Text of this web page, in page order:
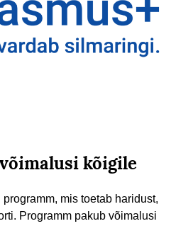
kõigile
mis toetab haridust,
Programm pakub võimalusi